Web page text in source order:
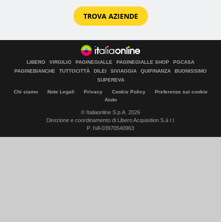
TROVA AZIENDE
LIBERO VIRGILIO PAGINEGIALLE PAGINEGIALLE SHOP
PGCASA
PAGINEBIANCHE
TUTTOCITTÀ DILEI SIVIAGGIA QUIFINANZA
BUONISSIMO
SUPEREVA
Chi siamo Note Legali Privacy Cookie Policy
Preferenze sui cookie
Aiuto
© Italiaonline S.p.A. 2026
Direzione e coordinamento di Libero Acquisition S.á r.l.
P. IVA 03970540963